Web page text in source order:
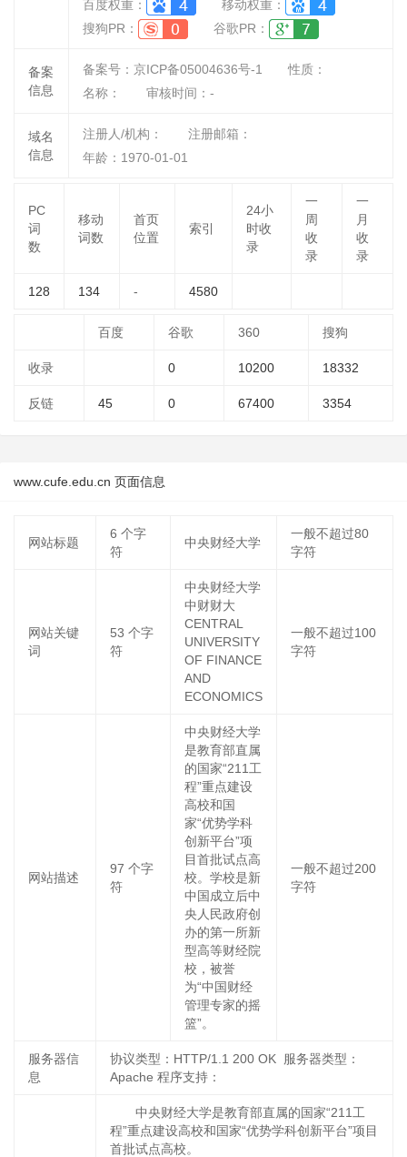
百度权重：
移动权重：
搜狗PR：
谷歌PR：
备案
信息
备案号：京ICP备05004636号-1
性质：
名称：
审核时间： -
域名
信息
注册人/机构：
注册邮箱：
年龄：1970-01-01
PC
词
数
移动
词数
首页
位置
索引
24小
时收
录
一
周
收
录
一
月
收
录
128 134 - 4580
百度 谷歌 360 搜狗
收录 0 10200 18332
反链 45 0 67400 3354
www.cufe.edu.cn 页面信息
网站标题
6 个字
符
中央财经大学
一般不超过80
字符
网站关键
词
53 个字
符
中央财经大学
中财财大
CENTRAL
UNIVERSITY
OF FINANCE
AND
ECONOMICS
一般不超过100
字符
网站描述
97 个字
符
中央财经大学
是教育部直属
的国家“211工
程”重点建设
高校和国
家“优势学科
创新平台”项
目首批试点高
校。学校是新
中国成立后中
央人民政府创
办的第一所新
型高等财经院
校，被誉
为“中国财经
管理专家的摇
篮”。
一般不超过200
字符
服务器信
息
协议类型：HTTP/1.1 200 OK 服务器类型：
Apache 程序支持：
中央财经大学是教育部直属的国家“211工
程”重点建设高校和国家“优势学科创新平台”项目
首批试点高校。